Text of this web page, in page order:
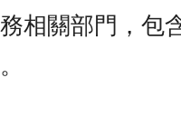
相關部門，包